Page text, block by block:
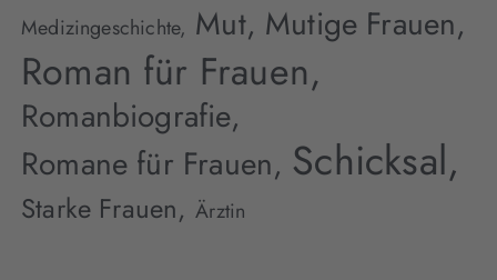
Medizingeschichte, Mut, Mutige Frauen,
Roman für Frauen,
Romanbiografie,
Romane für Frauen, Schicksal,
Starke Frauen, Ärztin